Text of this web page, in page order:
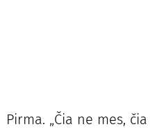
Pirma. „Čia ne mes,